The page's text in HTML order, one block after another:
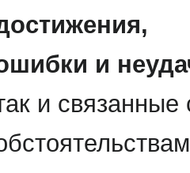
и
и